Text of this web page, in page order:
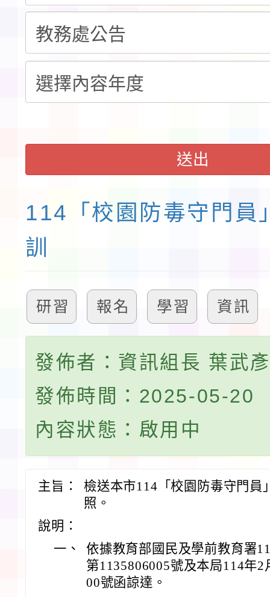
請一案
送出
114「校園防毒守門員
訓
研習 報名 學習 資訊
發佈者：資訊組長 葉武
發佈時間：2025-05-20
內容狀態：啟用中
主旨：
檢送本市114「校園防毒守門員
照。
說明：
一、
依據教育部國民及學前教育署
第1135806005號及本局114年
00號函諒達。